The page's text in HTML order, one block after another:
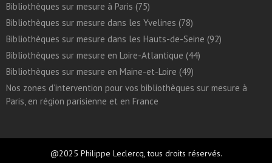
Bibliothèques sur mesure à Paris (75)
Bibliothèques sur mesure dans les Yvelines (78)
Bibliothèques sur mesure dans les Hauts-de-Seine (92)
Bibliothèques sur mesure en Loire-Atlantique (44)
Bibliothèques sur mesure en Maine-et-Loire (49)
Nos zones d’intervention pour vos bibliothèques sur mesure à
Paris, en région parisienne et en France
@2025 Philippe Leclercq, tous droits réservés.